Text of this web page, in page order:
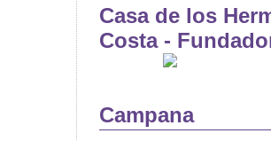
Casa de los
Costa -
Campana